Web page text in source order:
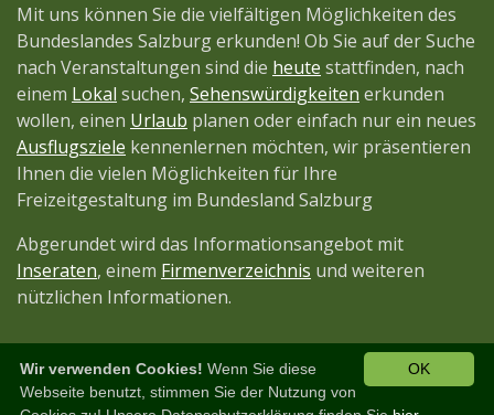
Mit uns können Sie die vielfältigen Möglichkeiten des
Bundeslandes Salzburg erkunden! Ob Sie auf der Suche
nach Veranstaltungen sind die heute stattfinden, nach
einem Lokal suchen, Sehenswürdigkeiten erkunden
wollen, einen Urlaub planen oder einfach nur ein neues
Ausflugsziele kennenlernen möchten, wir präsentieren
Ihnen die vielen Möglichkeiten für Ihre
Freizeitgestaltung im Bundesland Salzburg
Abgerundet wird das Informationsangebot mit
Inseraten, einem Firmenverzeichnis und weiteren
nützlichen Informationen.
Diese Seite ist ein Projekt derJetztMedien.com OK
Wir verwenden Cookies! Wenn Sie diese
Webseite benutzt, stimmen Sie der Nutzung von